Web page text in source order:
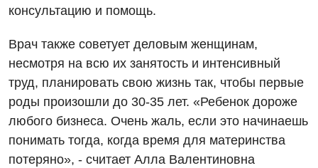
Терапия
Физиотерапия
Эндокринология
Для детей
консультацию и помощь.
Врач также советует деловым женщинам,
несмотря на всю их занятость и интенсивный
труд, планировать свою жизнь так, чтобы первые
роды произошли до 30-35 лет. «Ребенок дороже
любого бизнеса. Очень жаль, если это начинаешь
понимать тогда, когда время для материнства
потеряно», - считает Алла Валентиновна